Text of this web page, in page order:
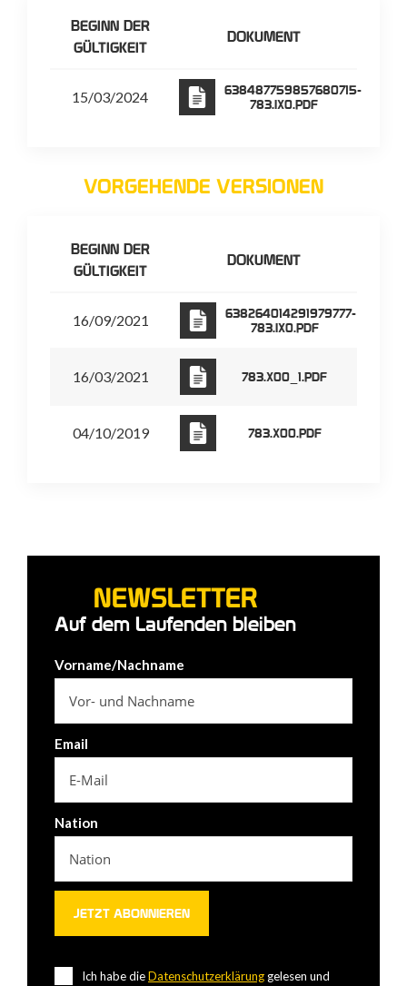
BEGINN DER
GÜLTIGKEIT
DOKUMENT
15/03/2024
638487759857680715-
783.IX0.PDF
VORGEHENDE VERSIONEN
BEGINN DER
GÜLTIGKEIT
DOKUMENT
16/09/2021
638264014291979777-
783.IX0.PDF
16/03/2021 783.X00_1.PDF
04/10/2019 783.X00.PDF
NEWSLETTER
Auf dem Laufenden bleiben
Vorname/Nachname
Email
Nation
Ich habe dieDatenschutzerklärung gelesen und